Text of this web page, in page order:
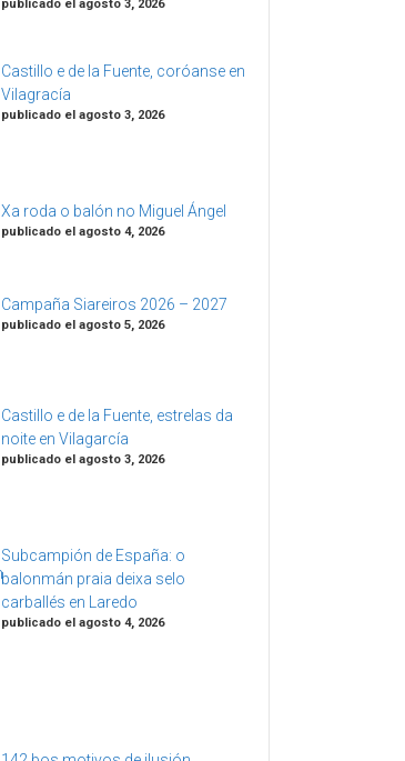
publicado el agosto 3, 2026
Castillo e de la Fuente, coróanse en
Vilagracía
publicado el agosto 3, 2026
Xa roda o balón no Miguel Ángel
publicado el agosto 4, 2026
Campaña Siareiros 2026 – 2027
publicado el agosto 5, 2026
Castillo e de la Fuente, estrelas da
noite en Vilagarcía
publicado el agosto 3, 2026
Subcampión de España: o
balonmán praia deixa selo
carballés en Laredo
publicado el agosto 4, 2026